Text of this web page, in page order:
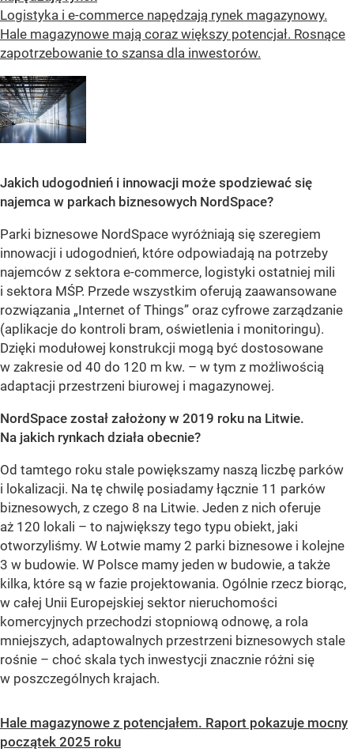
Logistyka i e-commerce napędzają rynek magazynowy.
Hale magazynowe mają coraz większy potencjał. Rosnące
zapotrzebowanie to szansa dla inwestorów.
Jakich udogodnień i innowacji może spodziewać się
najemca w parkach biznesowych NordSpace?
Parki biznesowe NordSpace wyróżniają się szeregiem
innowacji i udogodnień, które odpowiadają na potrzeby
najemców z sektora e-commerce, logistyki ostatniej mili
i sektora MŚP. Przede wszystkim oferują zaawansowane
rozwiązania „Internet of Things” oraz cyfrowe zarządzanie
(aplikacje do kontroli bram, oświetlenia i monitoringu).
Dzięki modułowej konstrukcji mogą być dostosowane
w zakresie od 40 do 120 m kw. – w tym z możliwością
adaptacji przestrzeni biurowej i magazynowej.
NordSpace został założony w 2019 roku na Litwie.
Na jakich rynkach działa obecnie?
Od tamtego roku stale powiększamy naszą liczbę parków
i lokalizacji. Na tę chwilę posiadamy łącznie 11 parków
biznesowych, z czego 8 na Litwie. Jeden z nich oferuje
aż 120 lokali – to największy tego typu obiekt, jaki
otworzyliśmy. W Łotwie mamy 2 parki biznesowe i kolejne
3 w budowie. W Polsce mamy jeden w budowie, a także
kilka, które są w fazie projektowania. Ogólnie rzecz biorąc,
w całej Unii Europejskiej sektor nieruchomości
komercyjnych przechodzi stopniową odnowę, a rola
mniejszych, adaptowalnych przestrzeni biznesowych stale
rośnie – choć skala tych inwestycji znacznie różni się
w poszczególnych krajach.
Hale magazynowe z potencjałem. Raport pokazuje mocny
początek 2025 roku